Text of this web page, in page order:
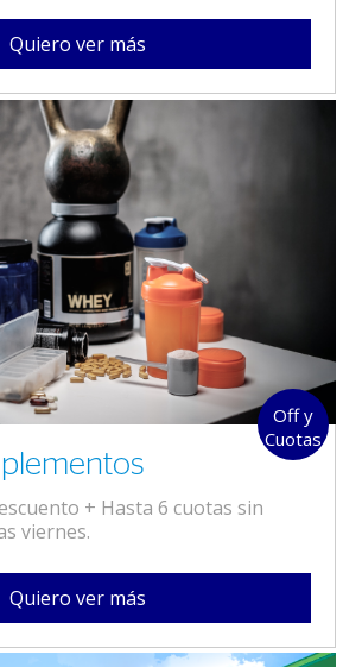
Quiero ver más
Off y
Cuotas
+ Hasta 6 cuotas sin
viernes.
Quiero ver más